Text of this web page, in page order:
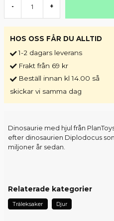
- +
HOS OSS FÅR DU ALLTID
1-2 dagars leverans
Frakt från 69 kr
Beställ innan kl 14.00 så
skickar vi samma dag
Dinosaurie med hjul från
efter dinosaurien Diplodocus
miljoner år sedan.
Relaterade kategorier
Träleksaker Djur